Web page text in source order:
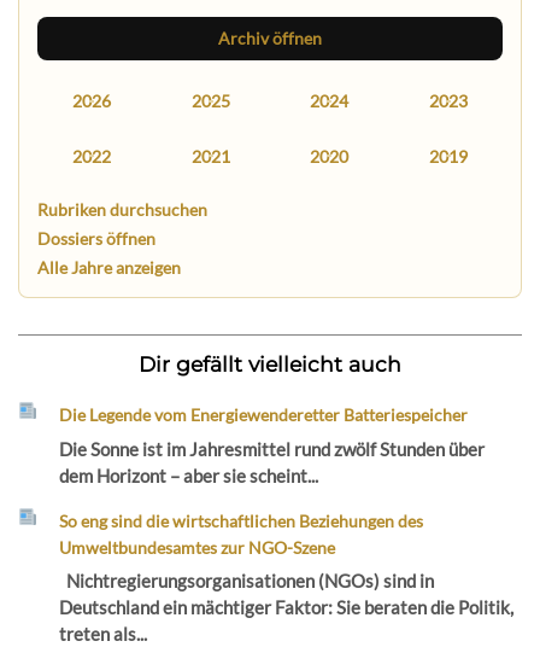
Archiv öffnen
2026 2025 2024 2023
2022 2021 2020 2019
Rubriken durchsuchen
Dossiers öffnen
Alle Jahre anzeigen
Dir gefällt vielleicht auch
Die Legende vom Energiewenderetter Batteriespeicher
Die Sonne ist im Jahresmittel rund zwölf Stunden über
dem Horizont – aber sie scheint...
So eng sind die wirtschaftlichen Beziehungen des
Umweltbundesamtes zur NGO-Szene
Nichtregierungsorganisationen (NGOs) sind in
Deutschland ein mächtiger Faktor: Sie beraten die Politik,
treten als...